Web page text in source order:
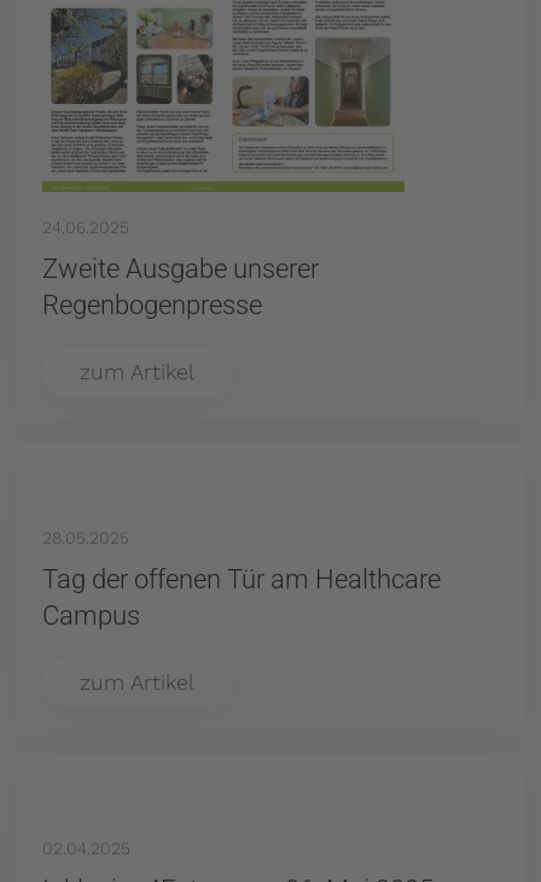
24.06.2025
Zweite Ausgabe unserer
Regenbogenpresse
zum Artikel
28.05.2025
Tag der offenen Tür am Healthcare
Campus
zum Artikel
02.04.2025